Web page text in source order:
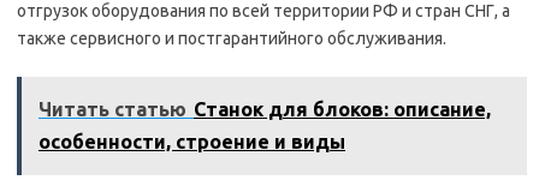
отгрузок оборудования по всей территории РФ и стран СНГ, а
также сервисного и постгарантийного обслуживания.
Читать статью Станок для блоков: описание,
особенности, строение и виды